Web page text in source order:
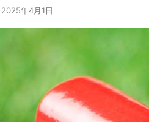
2025年4月1日